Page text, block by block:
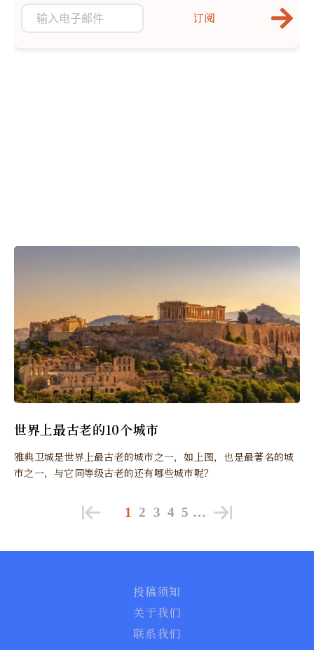
世界上最古老的10个城市
雅典卫城是世界上最古老的城市之一，如上图，也是最著名的城
市之一，与它同等级古老的还有哪些城市呢？
订阅
1 2 3 4 5 …
投稿须知
关于我们
联系我们